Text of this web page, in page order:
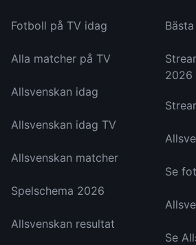
Fotboll på TV idag
Alla matcher på TV
Allsvenskan idag
Allsvenskan idag TV
Allsvenskan matcher
Spelschema 2026
Allsvenskan resultat
2026
Se
Se